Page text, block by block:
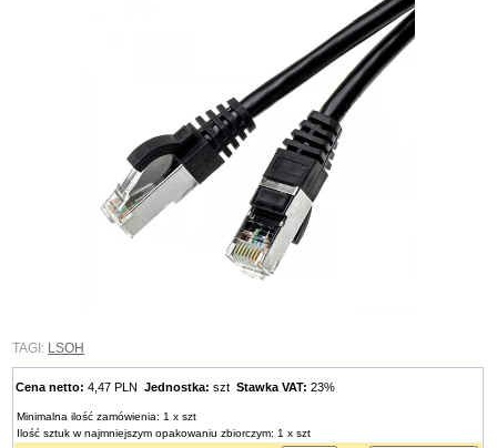
TAGI: LSOH
Cena netto: 4,47 PLNJednostka: sztStawka VAT: 23%
Minimalna ilość zamówienia: 1 x szt
Ilość sztuk w najmniejszym opakowaniu zbiorczym: 1 x szt